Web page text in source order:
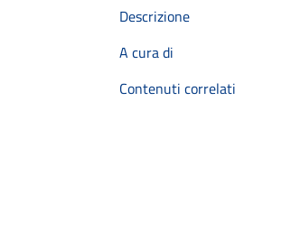
Descrizione
A cura di
Contenuti correlati